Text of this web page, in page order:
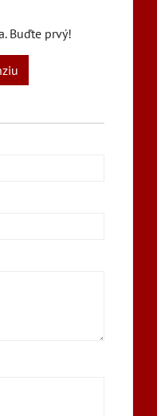
Buďte prvý!